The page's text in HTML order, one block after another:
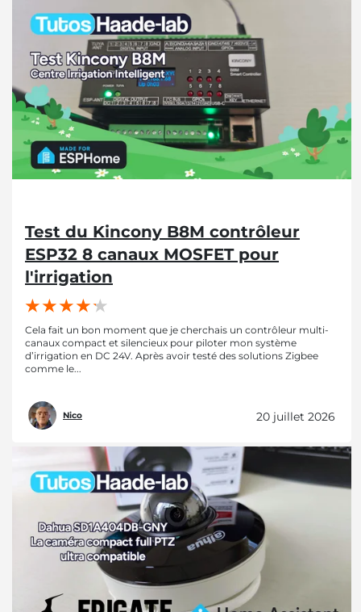
Test du Kincony B8M contrôleur
ESP32 8 canaux MOSFET pour
l'irrigation
Cela fait un bon moment que je cherchais un contrôleur multi-
canaux compact et silencieux pour piloter mon système
d’irrigation en DC 24V. Après avoir testé des solutions Zigbee
comme le...
Nico 20 juillet 2026